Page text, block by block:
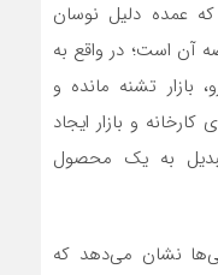
که عمده دلیل نوسان
آن است؛ در واقع به
بازار تشنه مانده و
و بازار ایجاد
به یک محصول
نشان می‌دهد که